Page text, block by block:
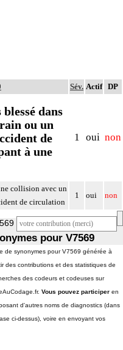
Sév. Actif DP
dans
ou un
de
à une
1 oui non
collision avec un
de circulation
1 oui non
pour V7569
de synonymes pour V7569 générée à
des contributions et des statistiques de
des codeurs et codeuses sur
Vous pouvez participer en
d'autres noms de diagnostics (dans
ci-dessus), voire en envoyant vos